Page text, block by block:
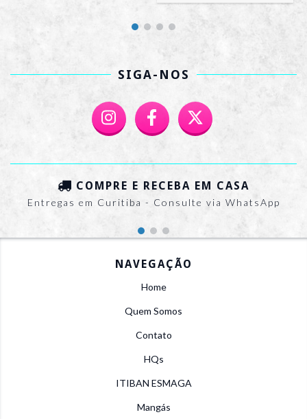
SIGA-NOS
COMPRE E RECEBA EM CASA
Entregas em Curitiba - Consulte via WhatsApp
NAVEGAÇÃO
Home
Quem Somos
Contato
HQs
ITIBAN ESMAGA
Mangás